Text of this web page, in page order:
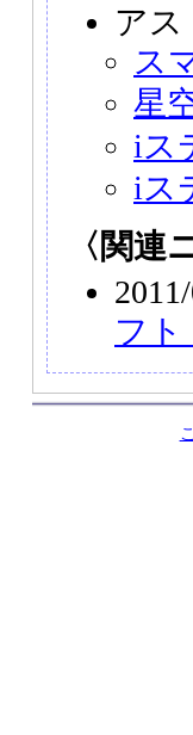
アス
ス
星
iス
iス
〈関連
フ